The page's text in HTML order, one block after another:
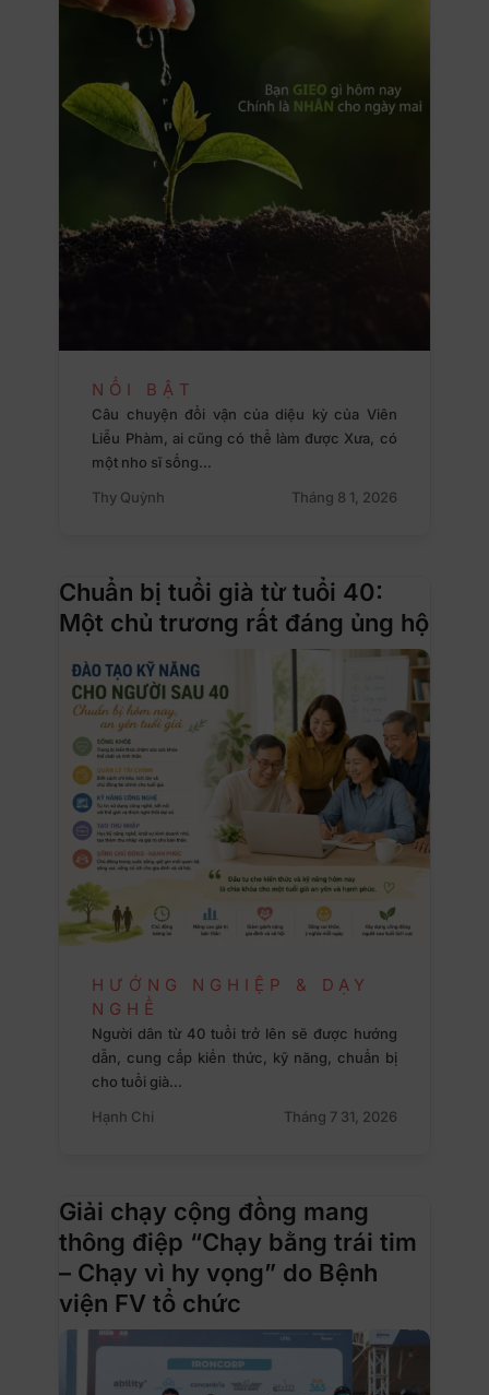
NỔI BẬT
Câu chuyện đổi vận của diệu kỳ của Viên
Liễu Phàm, ai cũng có thể làm được Xưa, có
một nho sĩ sống…
Thy Quỳnh
Tháng 8 1, 2026
Chuẩn bị tuổi già từ tuổi 40:
Một chủ trương rất đáng ủng hộ
HƯỚNG NGHIỆP & DẠY
NGHỀ
Người dân từ 40 tuổi trở lên sẽ được hướng
dẫn, cung cấp kiến thức, kỹ năng, chuẩn bị
cho tuổi già…
Hạnh Chi
Tháng 7 31, 2026
Giải chạy cộng đồng mang
thông điệp “Chạy bằng trái tim
– Chạy vì hy vọng” do Bệnh
viện FV tổ chức